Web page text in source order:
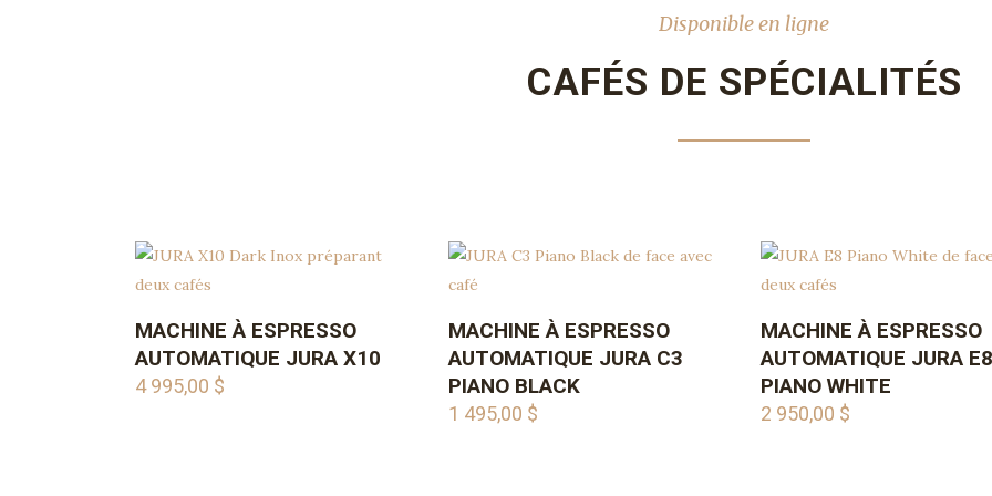
Disponible en ligne
CAFÉS DE SPÉCIALITÉS
AJOUTER AU PANIER
MACHINE À ESPRESSO
AUTOMATIQUE JURA X10
4 995,00 $
AJOUTER AU PANIER
MACHINE À ESPRESSO
AUTOMATIQUE JURA C3
PIANO BLACK
1 495,00 $
AJOUTER AU PANIER
MACHINE À ESPRESSO
AUTOMATIQUE JURA E8
PIANO WHITE
2 950,00 $